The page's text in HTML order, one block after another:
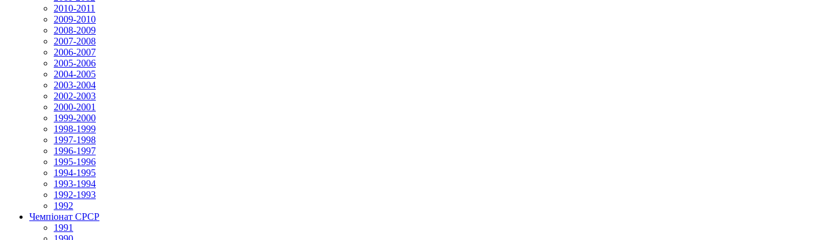
2010-2011
2009-2010
2008-2009
2007-2008
2006-2007
2005-2006
2004-2005
2003-2004
2002-2003
2000-2001
1999-2000
1998-1999
1997-1998
1996-1997
1995-1996
1994-1995
1993-1994
1992-1993
1992
Чемпіонат СРСР
1991